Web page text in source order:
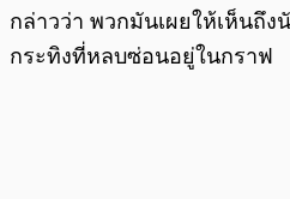
กล่าวว่า พวกมันเผยให้เห็นถึ
กระทิงที่หลบซ่อนอยู่ในกราฟ